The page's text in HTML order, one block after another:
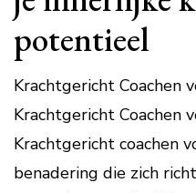
potentieel
Krachtgericht Coachen
Krachtgericht Coachen
Krachtgericht coachen
benadering die zich